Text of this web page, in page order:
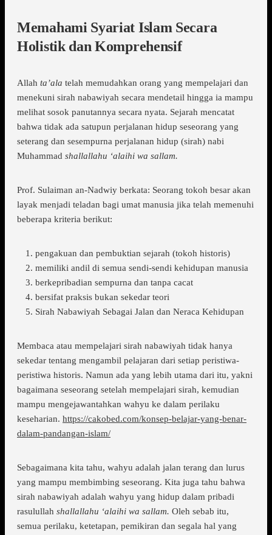
Memahami Syariat Islam Secara
Holistik dan Komprehensif
Allah ta’ala telah memudahkan orang yang mempelajari dan
menekuni sirah nabawiyah secara mendetail hingga ia mampu
melihat sosok panutannya secara nyata. Sejarah mencatat
bahwa tidak ada satupun perjalanan hidup seseorang yang
seterang dan sesempurna perjalanan hidup (sirah) nabi
Muhammad shallallahu ‘alaihi wa sallam.
Prof. Sulaiman an-Nadwiy berkata: Seorang tokoh besar akan
layak menjadi teladan bagi umat manusia jika telah memenuhi
beberapa kriteria berikut:
pengakuan dan pembuktian sejarah (tokoh historis)
memiliki andil di semua sendi-sendi kehidupan manusia
berkepribadian sempurna dan tanpa cacat
bersifat praksis bukan sekedar teori
Sirah Nabawiyah Sebagai Jalan dan Neraca Kehidupan
Membaca atau mempelajari sirah nabawiyah tidak hanya
sekedar tentang mengambil pelajaran dari setiap peristiwa-
peristiwa historis. Namun ada yang lebih utama dari itu, yakni
bagaimana seseorang setelah mempelajari sirah, kemudian
mampu mengejawantahkan wahyu ke dalam perilaku
keseharian. https://cakobed.com/konsep-belajar-yang-benar-
dalam-pandangan-islam/
Sebagaimana kita tahu, wahyu adalah jalan terang dan lurus
yang mampu membimbing seseorang. Kita juga tahu bahwa
sirah nabawiyah adalah wahyu yang hidup dalam pribadi
rasulullah shallallahu ‘alaihi wa sallam. Oleh sebab itu,
semua perilaku, ketetapan, pemikiran dan segala hal yang